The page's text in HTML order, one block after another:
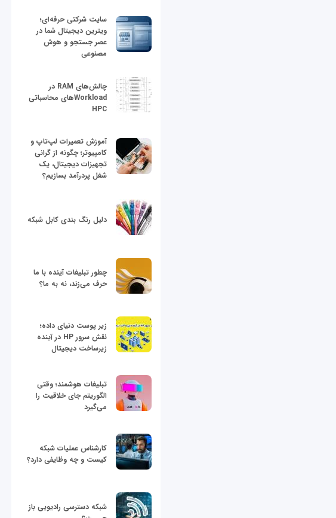
سایت شرکتی حرفه‌ای؛
ویترین دیجیتال شما در
عصر جستجو و هوش
مصنوعی
چالش‌های RAM در
Workloadهای محاسباتی
HPC
آموزش تعمیرات لپ‌تاپ و
کامپیوتر؛ چگونه از گرانی
تجهیزات دیجیتال، یک
شغل پردرآمد بسازیم؟
دلیل رنگ بندی کابل شبکه
چطور تبلیغات آینده با ما
حرف می‌زند، نه به ما؟
زیر پوست دنیای داده؛
نقش سرور HP در آینده
زیرساخت دیجیتال
تبلیغات هوشمند؛ وقتی
الگوریتم جای خلاقیت را
می‌گیرد
کارشناس عملیات شبکه
کیست و چه وظایفی دارد؟
شبکه دسترسی رادیویی باز